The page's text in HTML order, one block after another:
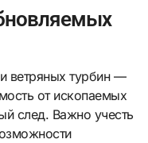
ветряных турбин —
от ископаемых
след. Важно учесть